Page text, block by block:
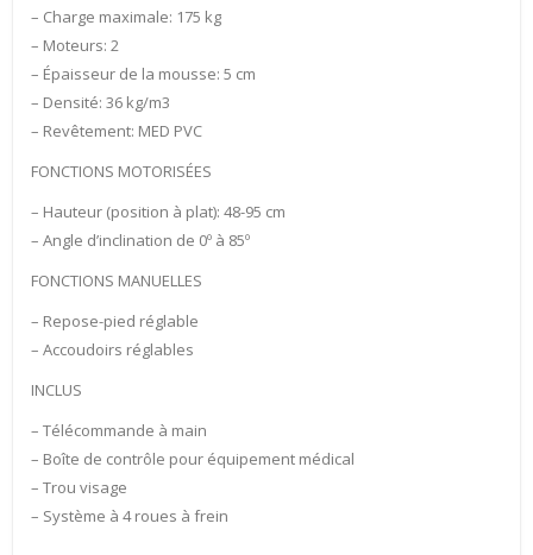
– Charge maximale: 175 kg
– Moteurs: 2
– Épaisseur de la mousse: 5 cm
– Densité: 36 kg/m3
– Revêtement: MED PVC
FONCTIONS MOTORISÉES
– Hauteur (position à plat): 48-95 cm
– Angle d’inclination de 0º à 85º
FONCTIONS MANUELLES
– Repose-pied réglable
– Accoudoirs réglables
INCLUS
– Télécommande à main
– Boîte de contrôle pour équipement médical
– Trou visage
– Système à 4 roues à frein